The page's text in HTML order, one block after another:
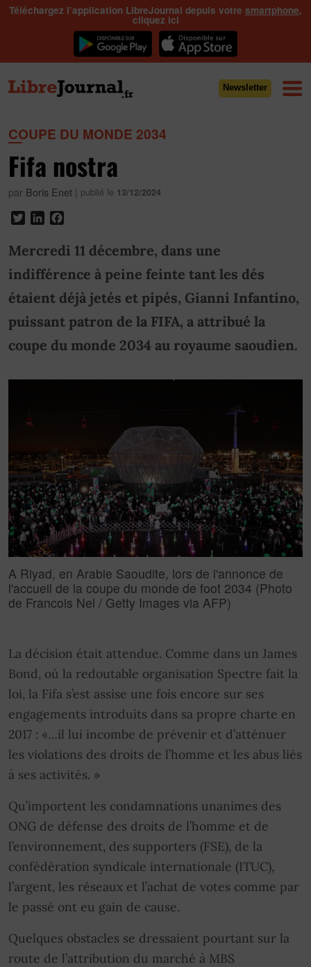
Téléchargez l’application LibreJournal depuis votre smartphone,
cliquez ici
Newsletter
COUPE DU MONDE 2034
Fifa nostra
par Boris Enet | publié le 13/12/2024
TwitterLinkedIn
Mercredi 11 décembre, dans une
indifférence à peine feinte tant les dés
étaient déjà jetés et pipés, Gianni Infantino,
puissant patron de la FIFA, a attribué la
coupe du monde 2034 au royaume saoudien.
A Riyad, en Arabie Saoudite, lors de l'annonce de
l'accueil de la coupe du monde de foot 2034 (Photo
de Francois Nel / Getty Images via AFP)
La décision était attendue. Comme dans un James
Bond, où la redoutable organisation Spectre fait la
loi, la Fifa s’est assise une fois encore sur ses
engagements introduits dans sa propre charte en
2017 : «…il lui incombe de prévenir et d’atténuer
les violations des droits de l’homme et les abus liés
à ses activités. »
Qu’importent les condamnations unanimes des
ONG de défense des droits de l’homme et de
l’environnement, des supporters (FSE), de la
confédération syndicale internationale (ITUC),
l’argent, les réseaux et l’achat de votes comme par
le passé ont eu gain de cause.
Quelques obstacles se dressaient pourtant sur la
route de l’attribution du marché à MBS